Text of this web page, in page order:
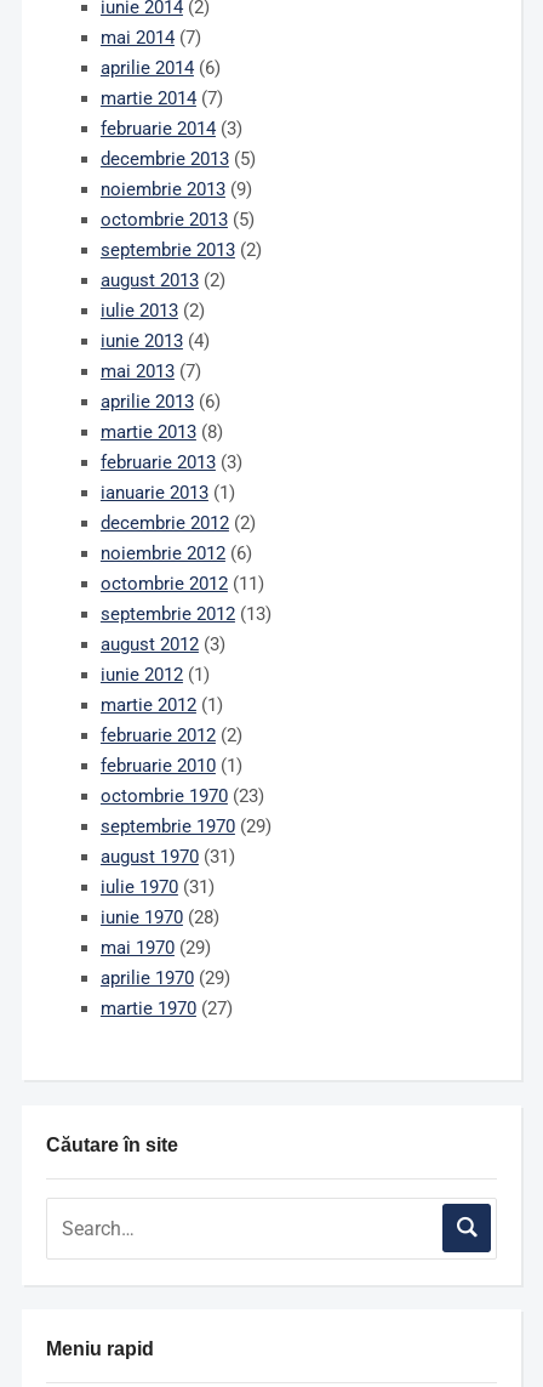
Căutare în site
Meniu rapid
iunie 2014(2)
mai 2014(7)
aprilie 2014(6)
martie 2014(7)
februarie 2014(3)
decembrie 2013(5)
noiembrie 2013(9)
octombrie 2013(5)
septembrie 2013(2)
august 2013(2)
iulie 2013(2)
iunie 2013(4)
mai 2013(7)
aprilie 2013(6)
martie 2013(8)
februarie 2013(3)
ianuarie 2013(1)
decembrie 2012(2)
noiembrie 2012(6)
octombrie 2012(11)
septembrie 2012(13)
august 2012(3)
iunie 2012(1)
martie 2012(1)
februarie 2012(2)
februarie 2010(1)
octombrie 1970(23)
septembrie 1970(29)
august 1970(31)
iulie 1970(31)
iunie 1970(28)
mai 1970(29)
aprilie 1970(29)
martie 1970(27)